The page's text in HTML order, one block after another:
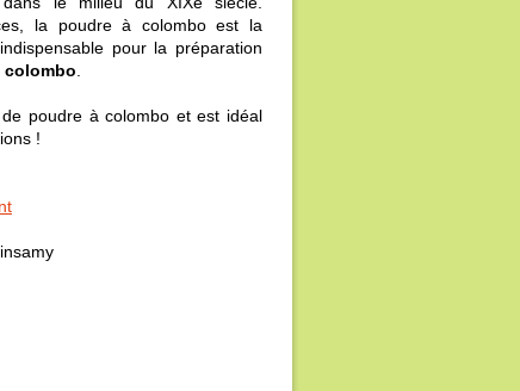
la poudre à colombo est la
pour la préparation
colombo
poudre à colombo et est idéal
!